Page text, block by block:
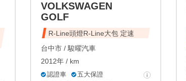
VOLKSWAGEN
GOLF
R-Line頭燈R-Line大包 定速
台中市 / 駿曜汽車
2012年 / km
認證車
五大保證